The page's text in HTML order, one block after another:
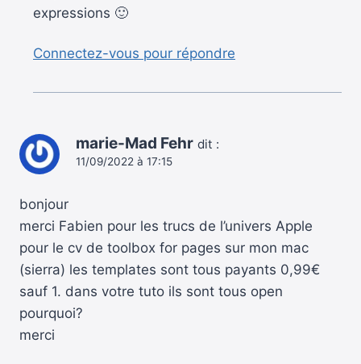
expressions 🙂
Connectez-vous pour répondre
marie-Mad Fehr dit :
11/09/2022 à 17:15
bonjour
merci Fabien pour les trucs de l’univers Apple
pour le cv de toolbox for pages sur mon mac
(sierra) les templates sont tous payants 0,99€
sauf 1. dans votre tuto ils sont tous open
pourquoi?
merci